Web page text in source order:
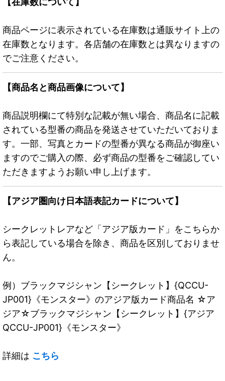
商品ページに表示されている在庫数は通販サイト上の
在庫数となります。各店舗の在庫数とは異なりますの
でご注意ください。
【商品名と商品画像について】
商品説明欄にて特別な記載が無い場合、商品名に記載
されている型番の商品を発送させていただいておりま
す。一部、写真とカードの型番が異なる商品が御座い
ますのでご購入の際、必ず商品の型番をご確認してい
ただきますようお願い申し上げます。
【アジア圏向け日本語表記カードについて】
シークレットレアなど「アジア版カード」をこちらか
ら表記している場合を除き、商品を区別しておりませ
ん。
例）ブラックマジシャン【シークレット】{QCCU-
JP001}《モンスター》のアジア版カード商品名 ☆ア
ジア☆ブラックマジシャン【シークレット】{アジア
QCCU-JP001}《モンスター》
詳細は こちら